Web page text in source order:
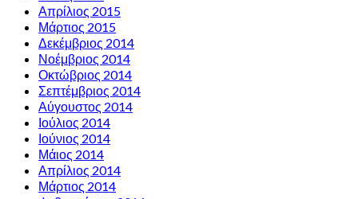
Απρίλιος 2015
Μάρτιος 2015
Δεκέμβριος 2014
Νοέμβριος 2014
Οκτώβριος 2014
Σεπτέμβριος 2014
Αύγουστος 2014
Ιούλιος 2014
Ιούνιος 2014
Μάιος 2014
Απρίλιος 2014
Μάρτιος 2014